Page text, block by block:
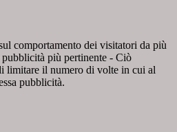
comportamento dei visitatori da più
più pertinente - Ciò
limitare il numero di volte in cui al
pubblicità.